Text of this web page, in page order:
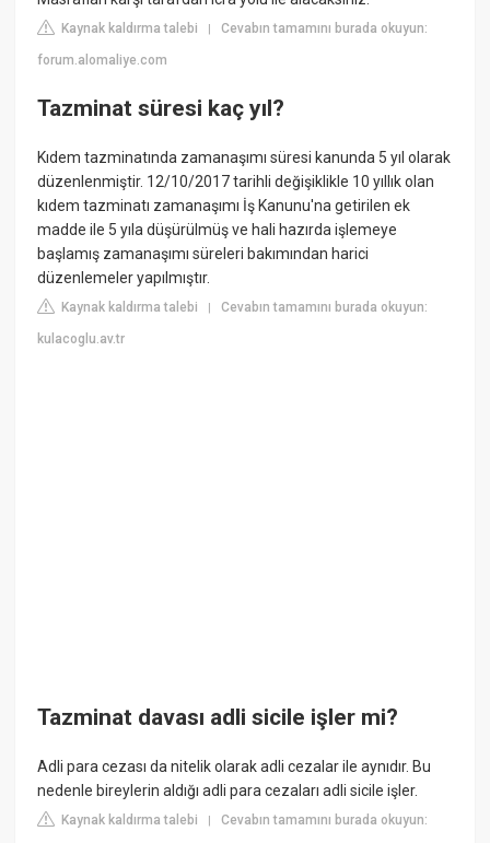
Kaynak kaldırma talebi |Cevabın tamamını burada okuyun:
forum.alomaliye.com
Tazminat süresi kaç yıl?
Kıdem tazminatında zamanaşımı süresi kanunda 5 yıl olarak
düzenlenmiştir. 12/10/2017 tarihli değişiklikle 10 yıllık olan
kıdem tazminatı zamanaşımı İş Kanunu'na getirilen ek
madde ile 5 yıla düşürülmüş ve hali hazırda işlemeye
başlamış zamanaşımı süreleri bakımından harici
düzenlemeler yapılmıştır.
Kaynak kaldırma talebi |Cevabın tamamını burada okuyun:
kulacoglu.av.tr
Tazminat davası adli sicile işler mi?
Adli para cezası da nitelik olarak adli cezalar ile aynıdır. Bu
nedenle bireylerin aldığı adli para cezaları adli sicile işler.
Kaynak kaldırma talebi |Cevabın tamamını burada okuyun: